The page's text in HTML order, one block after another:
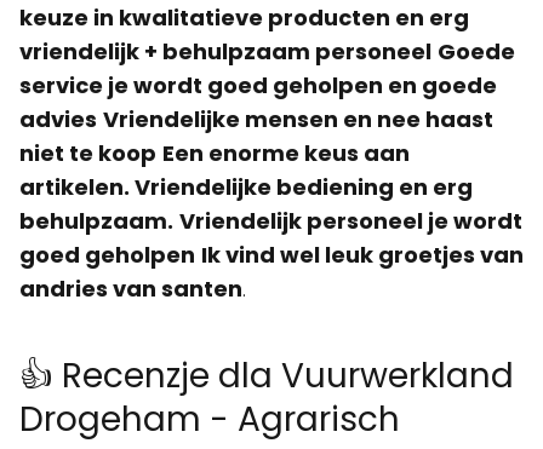
keuze in kwalitatieve producten en erg
vriendelijk + behulpzaam personeel Goede
service je wordt goed geholpen en goede
advies Vriendelijke mensen en nee haast
niet te koop Een enorme keus aan
artikelen. Vriendelijke bediening en erg
behulpzaam. Vriendelijk personeel je wordt
goed geholpen Ik vind wel leuk groetjes van
andries van santen.
👍 Recenzje dla Vuurwerkland
Drogeham - Agrarisch